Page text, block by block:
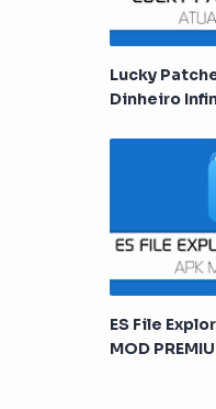
Lucky
Dinheiro
ES File
MOD